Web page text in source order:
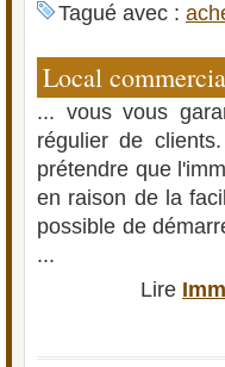
Tagué avec :
Local
... vous vous
régulier de
prétendre que
en raison de la
possible de
...
Lire